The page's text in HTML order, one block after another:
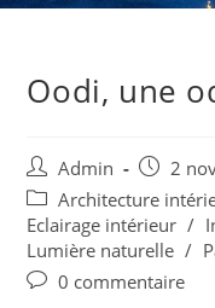
Oodi, une
Admin
2
Architecture
Eclairage intérieur /
Lumière naturelle /
0 commentaire